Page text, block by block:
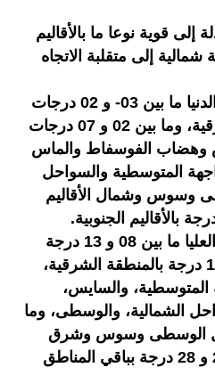
قوية نوعا ما بالأقاليم
شمالية إلى متقلبة الاتجاه
وستتراوح درجات الحرارة الدنيا ما بين 03- و 02 درجات
بالمرتفعات والمنطقة الشرقية، وما بين 02 و 07 درجات
وهضاب الفوسفاط والماس
درجة بالواجهة المتوسطية والسواحل
وسوس وشمال الأقاليم
وستتأرجح درجات الحرارة العليا ما بين 08 و 13 درجة
بالمرتفعات وما بين 13 و 18 درجة بالمنطقة الشرقية،
والسايس،
الشمالية، والوسطى، وما
بالسهول الوسطی وسوس وشرق
الأقاليم الجنوبية وما بين 23 و 28 درجة بباقي المناطق